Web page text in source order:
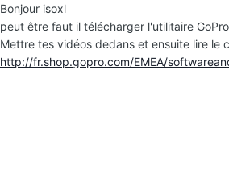
Bonjour isoxl
peut être faut il télécharger l'utilitaire GoPro
Mettre tes vidéos dedans et ensuite lire le
http://fr.shop.gopro.com/EMEA/